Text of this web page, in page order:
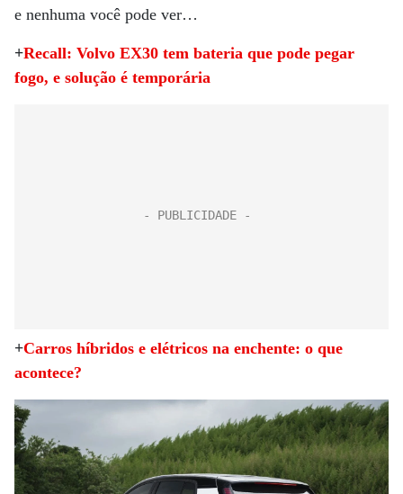
e nenhuma você pode ver…
+Recall: Volvo EX30 tem bateria que pode pegar
fogo, e solução é temporária
+Carros híbridos e elétricos na enchente: o que
acontece?